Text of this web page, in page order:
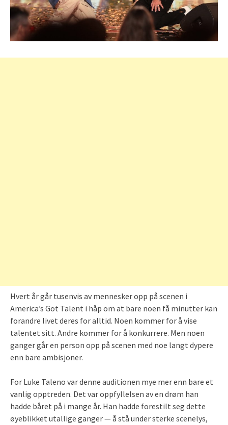
Hvert år går tusenvis av mennesker opp på scenen i
America’s Got Talent i håp om at bare noen få minutter kan
forandre livet deres for alltid. Noen kommer for å vise
talentet sitt. Andre kommer for å konkurrere. Men noen
ganger går en person opp på scenen med noe langt dypere
enn bare ambisjoner.
For Luke Taleno var denne auditionen mye mer enn bare et
vanlig opptreden. Det var oppfyllelsen av en drøm han
hadde båret på i mange år. Han hadde forestilt seg dette
øyeblikket utallige ganger — å stå under sterke scenelys,